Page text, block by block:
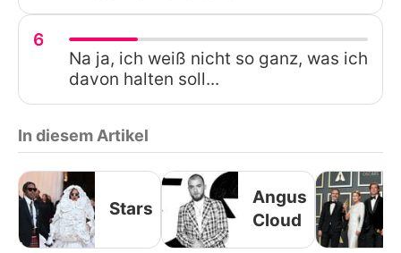
6
Na ja, ich weiß nicht so ganz, was ich
davon halten soll...
In diesem Artikel
Stars
Angus
Cloud